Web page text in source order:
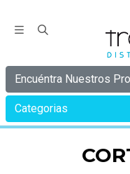
Encuéntra Nuestros
Categorias